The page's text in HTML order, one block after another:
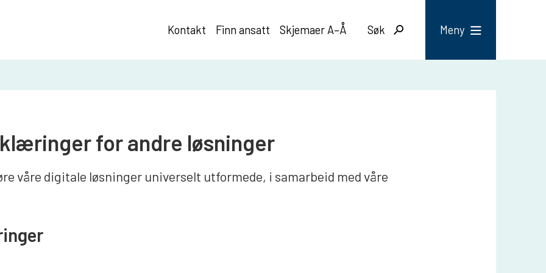
Kontakt Finn ansatt Skjemaer A–Å Søk Meny
for andre løsninger
våre digitale løsninger universelt utformede, i samarbeid med våre